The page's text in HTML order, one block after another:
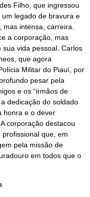
Filho, que ingressou
legado de bravura e
intensa, carreira.
a corporação, mas
vida pessoal. Carlos
que agora
Militar do Piauí, por
pesar pela
e os “irmãos de
dedicação do soldado
honra e o dever
corporação destacou
que, em
pela missão de
em todos que o